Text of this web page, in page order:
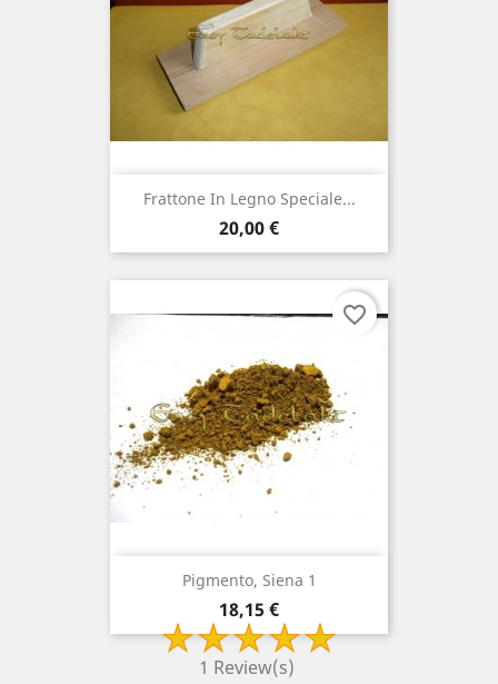
Frattone In Legno Speciale...
Prezzo
20,00 €
Pigmento, Siena 1
Prezzo
18,15 €
1 Review(s)
favorite_border